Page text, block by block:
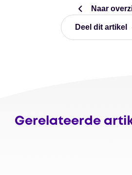
Naar
Deel dit artikel
Gerelateerde